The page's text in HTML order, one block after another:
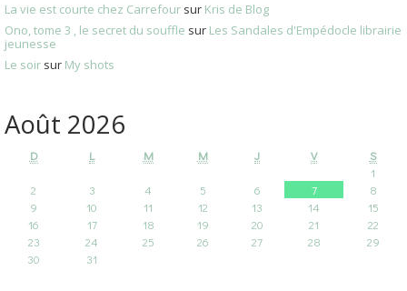
La vie est courte chez Carrefour sur Kris de Blog
Ono, tome 3 , le secret du souffle sur Les Sandales d'Empédocle librairie
jeunesse
Le soir sur My shots
Août 2026
D L M M J V
S
1
2
3 4 5 6 7
8
9
10 11 12 13 14
15
16
17 18 19 20 21
22
23
24 25 26 27 28
29
30
31